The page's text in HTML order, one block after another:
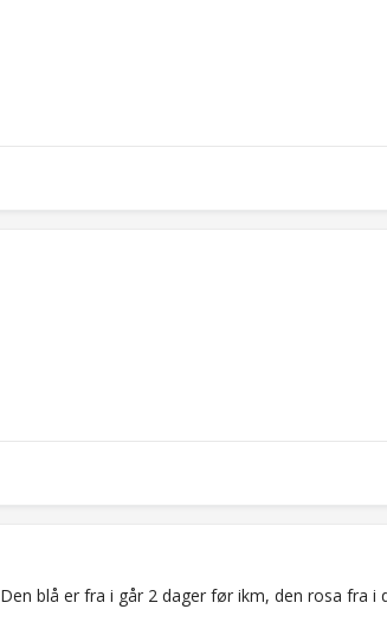
Den blå er fra i går 2 dager før ikm, den rosa fra i